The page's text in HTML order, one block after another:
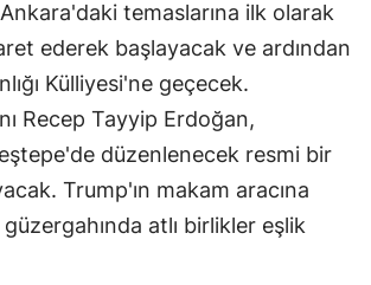
temaslarına ilk olarak
ederek başlayacak ve ardından
Külliyesi'ne geçecek.
Recep Tayyip Erdoğan,
düzenlenecek resmi bir
Trump'ın makam aracına
atlı birlikler eşlik